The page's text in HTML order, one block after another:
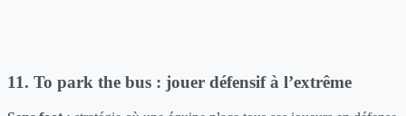
11. To park the bus : jouer défensif à l’extrême